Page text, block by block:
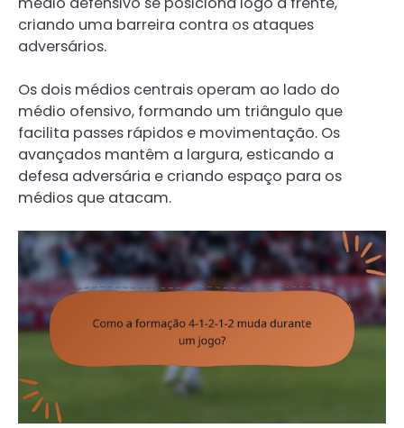
criando uma barreira contra os ataques
adversários.
Os dois médios centrais operam ao lado do
médio ofensivo, formando um triângulo que
facilita passes rápidos e movimentação. Os
avançados mantêm a largura, esticando a
defesa adversária e criando espaço para os
médios que atacam.